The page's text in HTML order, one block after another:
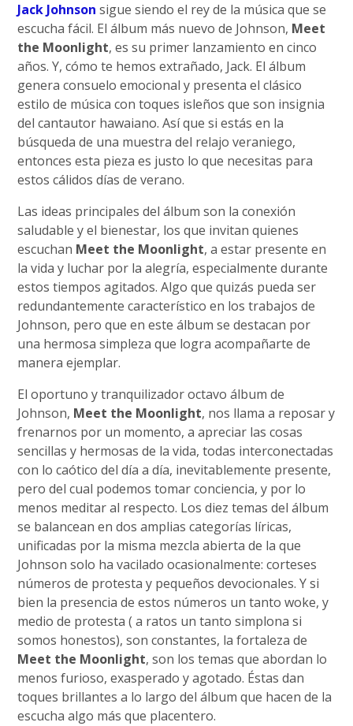
Jack Johnson sigue siendo el rey de la música que se
escucha fácil. El álbum más nuevo de Johnson, Meet
the Moonlight, es su primer lanzamiento en cinco
años. Y, cómo te hemos extrañado, Jack. El álbum
genera consuelo emocional y presenta el clásico
estilo de música con toques isleños que son insignia
del cantautor hawaiano. Así que si estás en la
búsqueda de una muestra del relajo veraniego,
entonces esta pieza es justo lo que necesitas para
estos cálidos días de verano.
Las ideas principales del álbum son la conexión
saludable y el bienestar, los que invitan quienes
escuchan Meet the Moonlight, a estar presente en
la vida y luchar por la alegría, especialmente durante
estos tiempos agitados. Algo que quizás pueda ser
redundantemente característico en los trabajos de
Johnson, pero que en este álbum se destacan por
una hermosa simpleza que logra acompañarte de
manera ejemplar.
El oportuno y tranquilizador octavo álbum de
Johnson, Meet the Moonlight, nos llama a reposar y
frenarnos por un momento, a apreciar las cosas
sencillas y hermosas de la vida, todas interconectadas
con lo caótico del día a día, inevitablemente presente,
pero del cual podemos tomar conciencia, y por lo
menos meditar al respecto. Los diez temas del álbum
se balancean en dos amplias categorías líricas,
unificadas por la misma mezcla abierta de la que
Johnson solo ha vacilado ocasionalmente: corteses
números de protesta y pequeños devocionales. Y si
bien la presencia de estos números un tanto woke, y
medio de protesta ( a ratos un tanto simplona si
somos honestos), son constantes, la fortaleza de
Meet the Moonlight, son los temas que abordan lo
menos furioso, exasperado y agotado. Éstas dan
toques brillantes a lo largo del álbum que hacen de la
escucha algo más que placentero.